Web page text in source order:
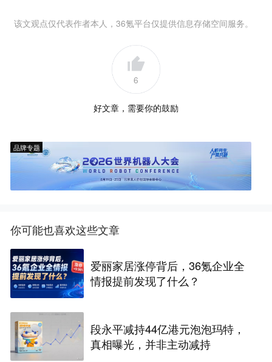
该文观点仅代表作者本人，36氪平台仅提供信息存储空间服务。
6
好文章，需要你的鼓励
品牌专题
你可能也喜欢这些文章
爱丽家居涨停背后，36氪企业全
情报提前发现了什么？
段永平减持44亿港元泡泡玛特，
真相曝光，并非主动减持